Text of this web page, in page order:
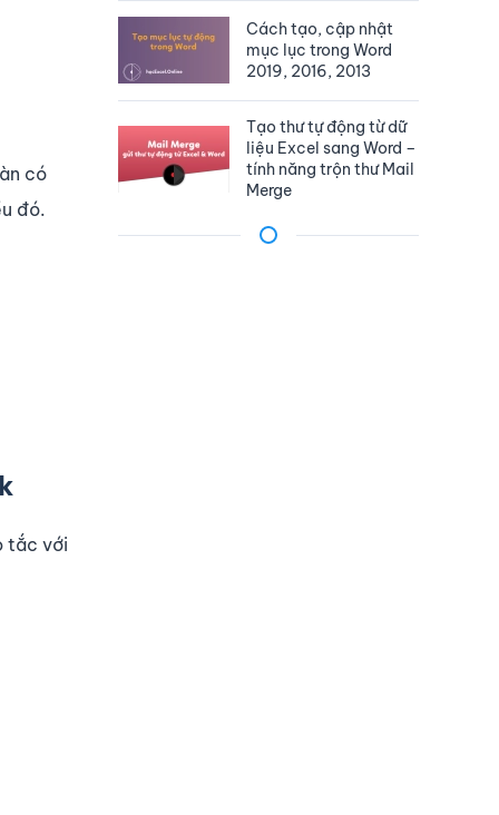
có
đó.
tắc với
Cách tạo, cập nhật
mục lục trong Word
2019, 2016, 2013
Tạo thư tự động từ dữ
liệu Excel sang Word –
tính năng trộn thư Mail
Merge